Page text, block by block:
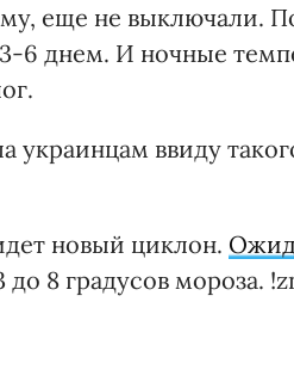
еще не выключали.
6 днем. И ночные
украинцам ввиду
новый циклон.
8 градусов мороза.